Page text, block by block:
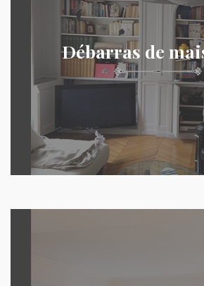
Débarras de